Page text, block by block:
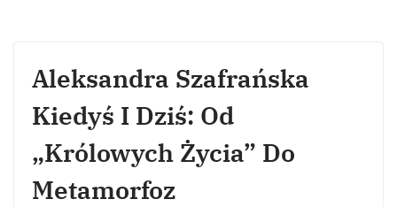
Aleksandra Szafrańska
Kiedyś I Dziś: Od
„Królowych Życia” Do
Metamorfoz